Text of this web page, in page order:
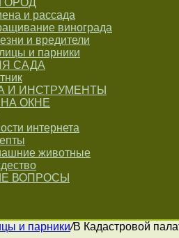
и рассада
винограда
и вредители
и парники
САДА
И ИНСТРУМЕНТЫ
ОКНЕ
интернета
животные
ВОПРОСЫ
и парники/В Кадастровой